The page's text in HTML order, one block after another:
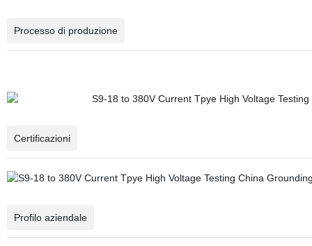
Processo di produzione
Certificazioni
Profilo aziendale